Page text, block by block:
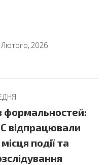
Лютого, 2026
формальностей:
відпрацювали
події та